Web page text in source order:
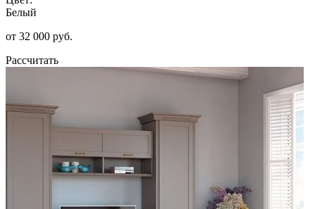
Белый
от 32 000 руб.
Рассчитать